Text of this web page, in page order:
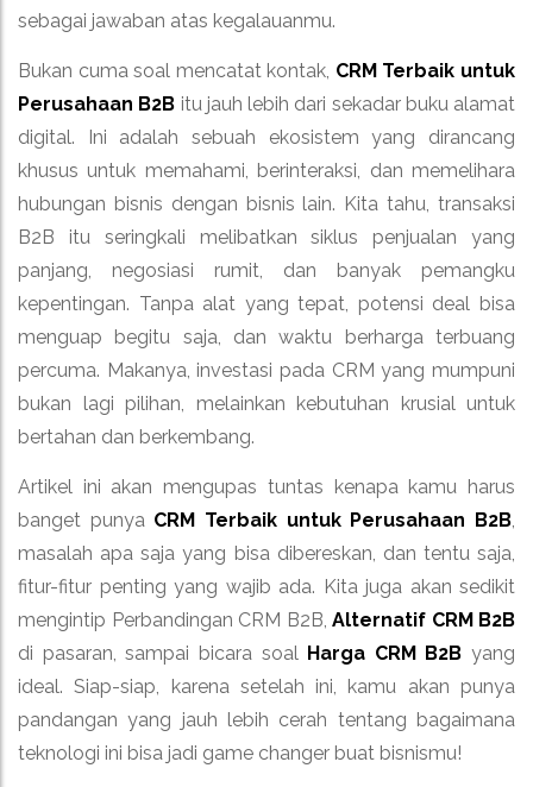
sebagai jawaban atas kegalauanmu.
Bukan cuma soal mencatat kontak, CRM Terbaik untuk
Perusahaan B2B itu jauh lebih dari sekadar buku alamat
digital. Ini adalah sebuah ekosistem yang dirancang
khusus untuk memahami, berinteraksi, dan memelihara
hubungan bisnis dengan bisnis lain. Kita tahu, transaksi
B2B itu seringkali melibatkan siklus penjualan yang
panjang, negosiasi rumit, dan banyak pemangku
kepentingan. Tanpa alat yang tepat, potensi deal bisa
menguap begitu saja, dan waktu berharga terbuang
percuma. Makanya, investasi pada CRM yang mumpuni
bukan lagi pilihan, melainkan kebutuhan krusial untuk
bertahan dan berkembang.
Artikel ini akan mengupas tuntas kenapa kamu harus
banget punya CRM Terbaik untuk Perusahaan B2B
masalah apa saja yang bisa dibereskan, dan tentu saja,
fitur-fitur penting yang wajib ada. Kita juga akan sedikit
mengintip Perbandingan CRM B2B, Alternatif CRM B2B
di pasaran, sampai bicara soal Harga CRM B2B yang
ideal. Siap-siap, karena setelah ini, kamu akan punya
pandangan yang jauh lebih cerah tentang bagaimana
teknologi ini bisa jadi game changer buat bisnismu!